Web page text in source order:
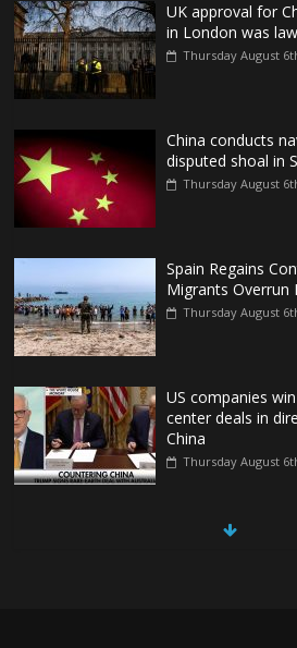
UK approval for
in London was
Thursday August
China conducts
disputed shoal in
Thursday August
Spain Regains
Migrants Overrun
Thursday August
US companies
center deals in
China
Thursday August
China, Russia,